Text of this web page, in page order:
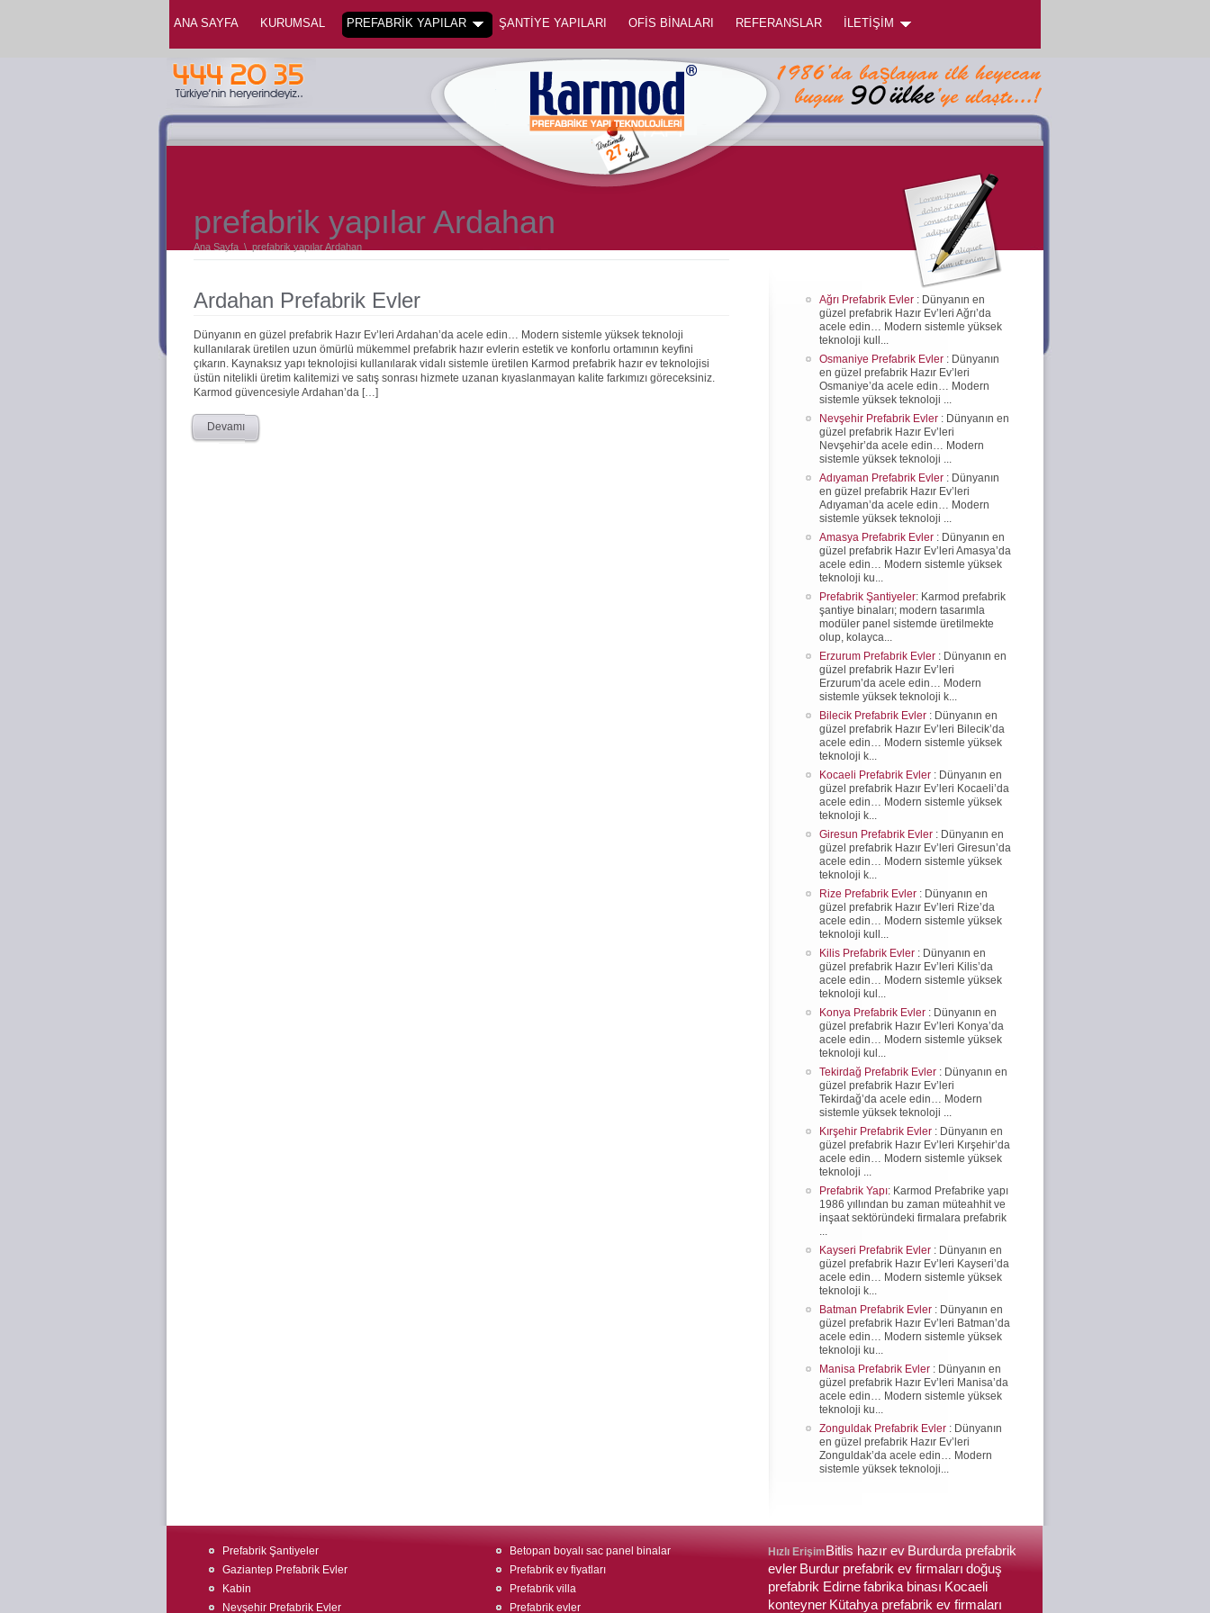
ANA SAYFA KURUMSAL PREFABRİK YAPILAR ŞANTİYE YAPILARI OFİS BİNALARI REFERANSLAR İLETİŞİM
prefabrik yapılar Ardahan
Ana Sayfa \ prefabrik yapılar Ardahan
Ardahan Prefabrik Evler
Dünyanın en güzel prefabrik Hazır Ev’leri Ardahan’da acele edin… Modern sistemle yüksek teknoloji
kullanılarak üretilen uzun ömürlü mükemmel prefabrik hazır evlerin estetik ve konforlu ortamının keyfini
çıkarın. Kaynaksız yapı teknolojisi kullanılarak vidalı sistemle üretilen Karmod prefabrik hazır ev teknolojisi
üstün nitelikli üretim kalitemizi ve satış sonrası hizmete uzanan kıyaslanmayan kalite farkımızı göreceksiniz.
Karmod güvencesiyle Ardahan’da […]
Devamı
Ağrı Prefabrik Evler : Dünyanın en
güzel prefabrik Hazır Ev’leri Ağrı’da
acele edin… Modern sistemle yüksek
teknoloji kull...
Osmaniye Prefabrik Evler : Dünyanın
en güzel prefabrik Hazır Ev’leri
Osmaniye’da acele edin… Modern
sistemle yüksek teknoloji ...
Nevşehir Prefabrik Evler : Dünyanın en
güzel prefabrik Hazır Ev’leri
Nevşehir’da acele edin… Modern
sistemle yüksek teknoloji ...
Adıyaman Prefabrik Evler : Dünyanın
en güzel prefabrik Hazır Ev’leri
Adıyaman’da acele edin… Modern
sistemle yüksek teknoloji ...
Amasya Prefabrik Evler : Dünyanın en
güzel prefabrik Hazır Ev’leri Amasya’da
acele edin… Modern sistemle yüksek
teknoloji ku...
Prefabrik Şantiyeler: Karmod prefabrik
şantiye binaları; modern tasarımla
modüler panel sistemde üretilmekte
olup, kolayca...
Erzurum Prefabrik Evler : Dünyanın en
güzel prefabrik Hazır Ev’leri
Erzurum’da acele edin… Modern
sistemle yüksek teknoloji k...
Bilecik Prefabrik Evler : Dünyanın en
güzel prefabrik Hazır Ev’leri Bilecik’da
acele edin… Modern sistemle yüksek
teknoloji k...
Kocaeli Prefabrik Evler : Dünyanın en
güzel prefabrik Hazır Ev’leri Kocaeli’da
acele edin… Modern sistemle yüksek
teknoloji k...
Giresun Prefabrik Evler : Dünyanın en
güzel prefabrik Hazır Ev’leri Giresun’da
acele edin… Modern sistemle yüksek
teknoloji k...
Rize Prefabrik Evler : Dünyanın en
güzel prefabrik Hazır Ev’leri Rize’da
acele edin… Modern sistemle yüksek
teknoloji kull...
Kilis Prefabrik Evler : Dünyanın en
güzel prefabrik Hazır Ev’leri Kilis’da
acele edin… Modern sistemle yüksek
teknoloji kul...
Konya Prefabrik Evler : Dünyanın en
güzel prefabrik Hazır Ev’leri Konya’da
acele edin… Modern sistemle yüksek
teknoloji kul...
Tekirdağ Prefabrik Evler : Dünyanın en
güzel prefabrik Hazır Ev’leri
Tekirdağ’da acele edin… Modern
sistemle yüksek teknoloji ...
Kırşehir Prefabrik Evler : Dünyanın en
güzel prefabrik Hazır Ev’leri Kırşehir’da
acele edin… Modern sistemle yüksek
teknoloji ...
Prefabrik Yapı: Karmod Prefabrike yapı
1986 yıllından bu zaman müteahhit ve
inşaat sektöründeki firmalara prefabrik
...
Kayseri Prefabrik Evler : Dünyanın en
güzel prefabrik Hazır Ev’leri Kayseri’da
acele edin… Modern sistemle yüksek
teknoloji k...
Batman Prefabrik Evler : Dünyanın en
güzel prefabrik Hazır Ev’leri Batman’da
acele edin… Modern sistemle yüksek
teknoloji ku...
Manisa Prefabrik Evler : Dünyanın en
güzel prefabrik Hazır Ev’leri Manisa’da
acele edin… Modern sistemle yüksek
teknoloji ku...
Zonguldak Prefabrik Evler : Dünyanın
en güzel prefabrik Hazır Ev’leri
Zonguldak’da acele edin… Modern
sistemle yüksek teknoloji...
Prefabrik Şantiyeler
Gaziantep Prefabrik Evler
Kabin
Nevşehir Prefabrik Evler
Betopan boyalı sac panel binalar
Prefabrik ev fiyatları
Prefabrik villa
Prefabrik evler
Hızlı Erişim Bitlis hazır ev Burdurda prefabrik
evler Burdur prefabrik ev firmaları doğuş
prefabrik Edirnefabrika binası Kocaeli
konteyner Kütahya prefabrik ev firmaları